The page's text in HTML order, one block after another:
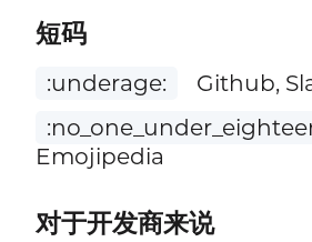
短码
:underage:
Github,
Emojipedia
对于开发商来说